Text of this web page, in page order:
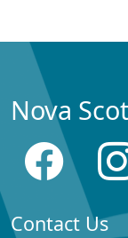
Nova
Contact Us